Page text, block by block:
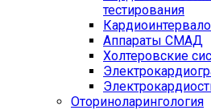
тестирования
Аппараты СМАД
Холтеровские
Оториноларингология